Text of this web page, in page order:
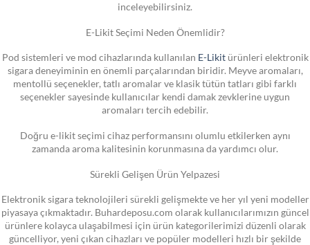
inceleyebilirsiniz.
E-Likit Seçimi Neden Önemlidir?
Pod sistemleri ve mod cihazlarında kullanılan E-Likitürünleri elektronik
sigara deneyiminin en önemli parçalarından biridir. Meyve aromaları,
mentollü seçenekler, tatlı aromalar ve klasik tütün tatları gibi farklı
seçenekler sayesinde kullanıcılar kendi damak zevklerine uygun
aromaları tercih edebilir.
Doğru e-likit seçimi cihaz performansını olumlu etkilerken aynı
zamanda aroma kalitesinin korunmasına da yardımcı olur.
Sürekli Gelişen Ürün Yelpazesi
Elektronik sigara teknolojileri sürekli gelişmekte ve her yıl yeni modeller
piyasaya çıkmaktadır. Buhardeposu.com olarak kullanıcılarımızın güncel
ürünlere kolayca ulaşabilmesi için ürün kategorilerimizi düzenli olarak
güncelliyor, yeni çıkan cihazları ve popüler modelleri hızlı bir şekilde